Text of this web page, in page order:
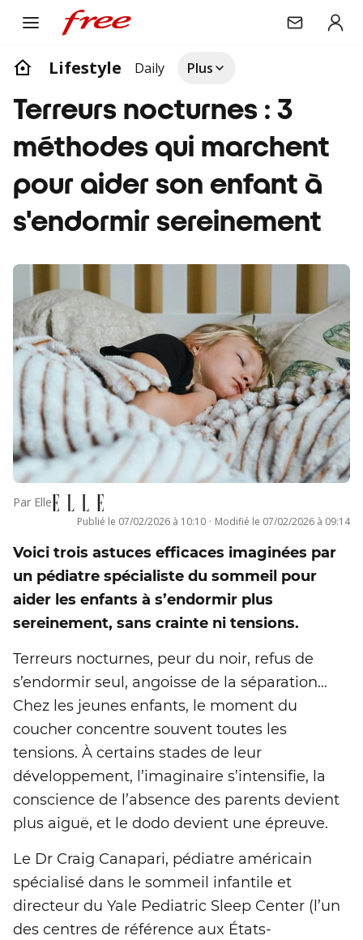
Lifestyle Daily Plus
Terreurs nocturnes : 3
méthodes qui marchent
pour aider son enfant à
s'endormir sereinement
Par Elle
Publié le 07/02/2026 à 10:10 · Modifié le 07/02/2026 à 09:14
Voici trois astuces efficaces imaginées par
un pédiatre spécialiste du sommeil pour
aider les enfants à s’endormir plus
sereinement, sans crainte ni tensions.
Terreurs nocturnes, peur du noir, refus de
s’endormir seul, angoisse de la séparation…
Chez les jeunes enfants, le moment du
coucher concentre souvent toutes les
tensions. À certains stades de leur
développement, l’imaginaire s’intensifie, la
conscience de l’absence des parents devient
plus aiguë, et le dodo devient une épreuve.
Le Dr Craig Canapari, pédiatre américain
spécialisé dans le sommeil infantile et
directeur du Yale Pediatric Sleep Center (l’un
des centres de référence aux États-